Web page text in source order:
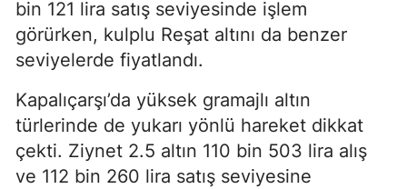
bin 121 lira satış seviyesinde işlem
görürken, kulplu Reşat altını da benzer
seviyelerde fiyatlandı.
Kapalıçarşı’da yüksek gramajlı altın
türlerinde de yukarı yönlü hareket dikkat
çekti. Ziynet 2.5 altın 110 bin 503 lira alış
ve 112 bin 260 lira satış seviyesine